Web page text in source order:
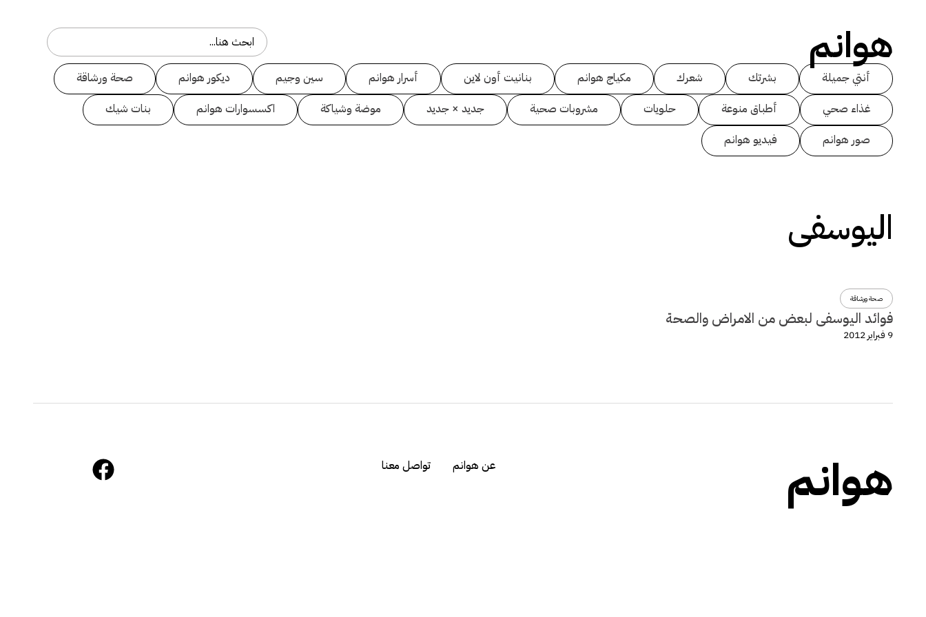
هوانم
أنتي جميلة بشرتك شعرك مكياج هوانم بنانيت أون لاين أسرار هوانم سين وجيم ديكور هوانم
صحة ورشاقة
غذاء صحي
أطباق منوعة حلويات مشروبات صحية جديد × جديد موضة وشياكة اكسسوارات هوانم
بنات شيك
صور هوانم
فيديو هوانم
اليوسفى
صحة ورشاقة
فوائد اليوسفى لبعض من الامراض والصحة
9 فبراير 2012
هوانم عن هوانم تواصل معنا